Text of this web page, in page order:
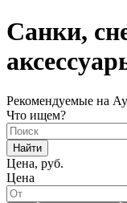
Санки,
Рекомендуемые на
Что ищем?
Найти
Цена, руб.
Цена